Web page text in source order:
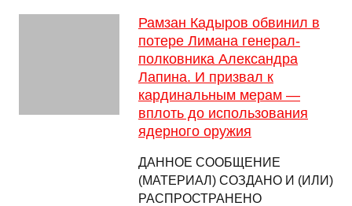
Рамзан Кадыров обвинил в
потере Лимана генерал-
полковника Александра
Лапина. И призвал к
кардинальным мерам —
вплоть до использования
ядерного оружия
ДАННОЕ СООБЩЕНИЕ
(МАТЕРИАЛ) СОЗДАНО И (ИЛИ)
РАСПРОСТРАНЕНО